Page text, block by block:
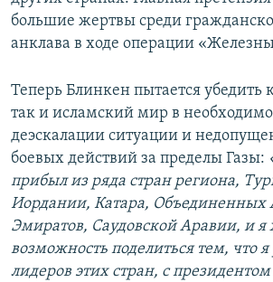
большие жертвы среди
анклава в ходе операции
Теперь Блинкен пытается убедить
так и исламский мир в
деэскалации ситуации и
боевых действий за пределы Газы:
прибыл из ряда стран региона,
Иордании, Катара, Объединенных
Эмиратов, Саудовской Аравии, и я
возможность поделиться тем, что
лидеров этих стран, с